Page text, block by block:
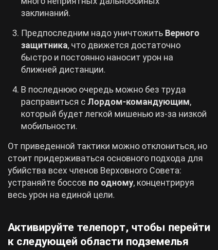
заклинаний.
Предпоследним надо уничтожить Верного
защитника, что движется достаточно
быстро и постоянно наносит урон на
ближней дистанции.
В последнюю очередь можно без труда
расправиться с Лордом-командующим,
который будет легкой мишенью из-за низкой
мобильности.
От приведенной тактики можно отклониться, но
стоит придерживаться основного подхода для
убийства всех членов Верховного Совета:
устраняйте боссов по одному, концентрируя
весь урон на единой цели.
Активируйте телепорт, чтобы перейти
к следующей области подземелья